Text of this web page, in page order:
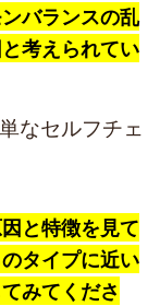
バランスの乱
考えられてい
なセルフチェ
と特徴を見て
タイプに近い
みてくださ